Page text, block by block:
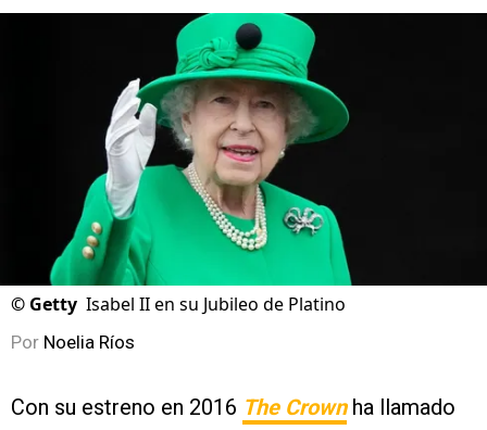
© Getty Isabel II en su Jubileo de Platino
Por Noelia Ríos
Con su estreno en 2016 The Crownha llamado